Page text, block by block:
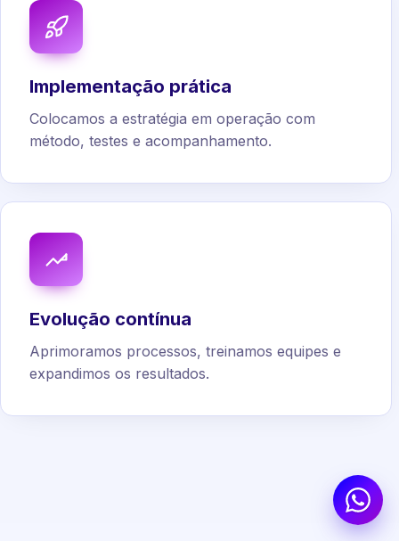
Implementação prática
Colocamos a estratégia em operação com
método, testes e acompanhamento.
Evolução contínua
Aprimoramos processos, treinamos equipes e
expandimos os resultados.